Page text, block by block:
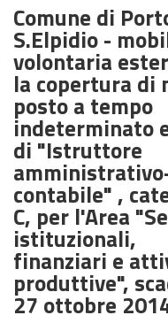
Comune di
S.Elpidio -
volontaria
la copertura di
posto a tempo
indeterminato
di "Istruttore
contabile" ,
C, per l'Area
istituzionali,
finanziari e
produttive",
27 ottobre